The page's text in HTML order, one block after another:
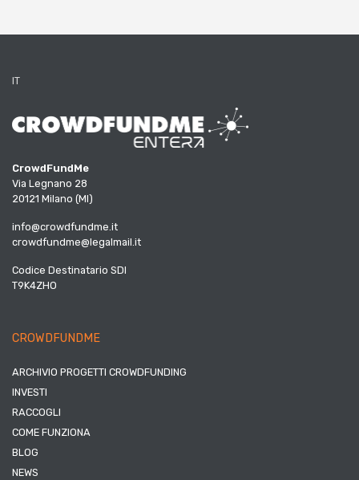
IT
CrowdFundMe
Via Legnano 28
20121 Milano (MI)
info@crowdfundme.it
crowdfundme@legalmail.it
Codice Destinatario SDI
T9K4ZHO
CROWDFUNDME
ARCHIVIO PROGETTI CROWDFUNDING
INVESTI
RACCOGLI
COME FUNZIONA
BLOG
NEWS